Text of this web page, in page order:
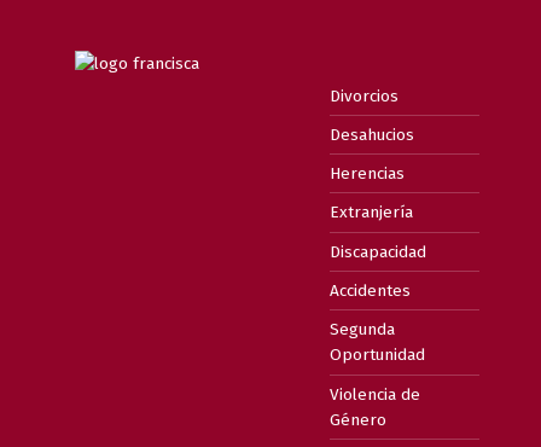
Divorcios
Desahucios
Herencias
Extranjería
Discapacidad
Accidentes
Segunda
Oportunidad
Violencia de
Género